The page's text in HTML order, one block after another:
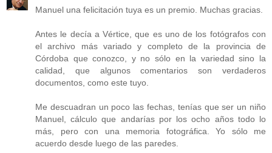
Manuel una felicitación tuya es un premio. Muchas gracias.
Antes le decía a Vértice, que es uno de los fotógrafos con
el archivo más variado y completo de la provincia de
Córdoba que conozco, y no sólo en la variedad sino la
calidad, que algunos comentarios son verdaderos
documentos, como este tuyo.
Me descuadran un poco las fechas, tenías que ser un niño
Manuel, cálculo que andarías por los ocho años todo lo
más, pero con una memoria fotográfica. Yo sólo me
acuerdo desde luego de las paredes.